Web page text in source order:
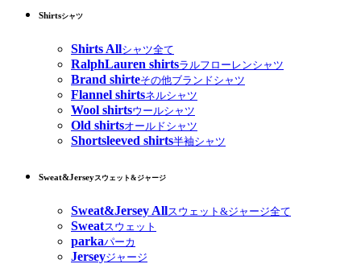
Shirtsシャツ
Shirts Allシャツ全て
RalphLauren shirtsラルフローレンシャツ
Brand shirteその他ブランドシャツ
Flannel shirtsネルシャツ
Wool shirtsウールシャツ
Old shirtsオールドシャツ
Shortsleeved shirts半袖シャツ
Sweat&Jerseyスウェット&ジャージ
Sweat&Jersey Allスウェット&ジャージ全て
Sweatスウェット
parkaパーカ
Jerseyジャージ